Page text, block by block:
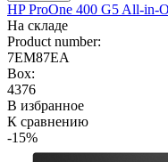
HP ProOne 400 G5 All-in-
На складе
Product number:
7EM87EA
Box:
4376
В избранное
К сравнению
-15%